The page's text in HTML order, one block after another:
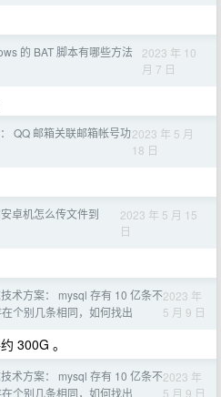
的 BAT 脚本有哪些方法
2023 年 10
月 7 日
QQ 邮箱关联邮箱帐号功2023 年 5 月
18 日
卓机怎么传文件到
2023 年 5 月 15
日
术方案： mysql 存有 10 亿条不
个别几条相同，如何找出
2023 年
5 月 9 日
300G 。
术方案： mysql 存有 10 亿条不
个别几条相同，如何找出
2023 年
5 月 9 日